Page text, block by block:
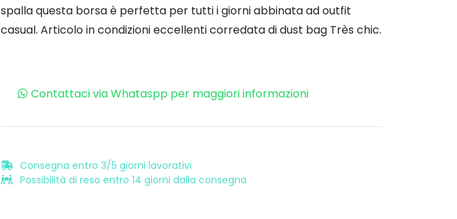
spalla questa borsa è perfetta per tutti i giorni abbinata ad outfit
casual. Articolo in condizioni eccellenti corredata di dust bag Très chic.
Contattaci via Whataspp per maggiori informazioni
Consegna entro 3/5 giorni lavorativi
Possibilità di reso entro 14 giorni dalla consegna